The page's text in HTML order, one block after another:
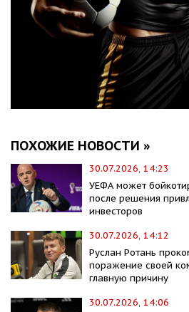
ПОХОЖИЕ НОВОСТИ »
30.07.2026, 14:23
УЕФА может
после решения
инвесторов
30.07.2026, 14:12
Руслан Ротань
поражение своей
главную причину
30.07.2026, 14:06